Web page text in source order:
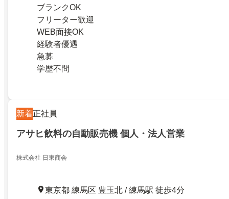
ブランクOK
フリーター歓迎
WEB面接OK
経験者優遇
急募
学歴不問
新着正社員
アサヒ飲料の自動販売機 個人・法人営業
株式会社 日東商会
東京都 練馬区 豊玉北 / 練馬駅 徒歩4分